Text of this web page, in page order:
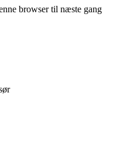
browser til næste gang